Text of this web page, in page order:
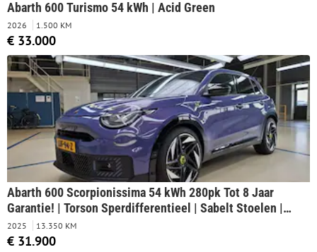
Abarth 600 Turismo 54 kWh | Acid Green
2026 1.500 KM
€ 33.000
Abarth 600 Scorpionissima 54 kWh 280pk Tot 8 Jaar
Garantie! | Torson Sperdifferentieel | Sabelt Stoelen |
Stoelverwarming | Draadloos Apple Carplay & Android
Auto | !!
2025 13.350 KM
€ 31.900